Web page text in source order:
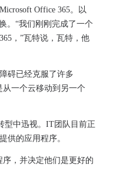
Office 365。以
。“我们刚刚完成了一个
，”瓦特说，瓦特，他
碍已经克服了许多
从一个云移动到另一个
型中迅视。IT团队目前正
供的应用程序。
，并决定他们是更好的